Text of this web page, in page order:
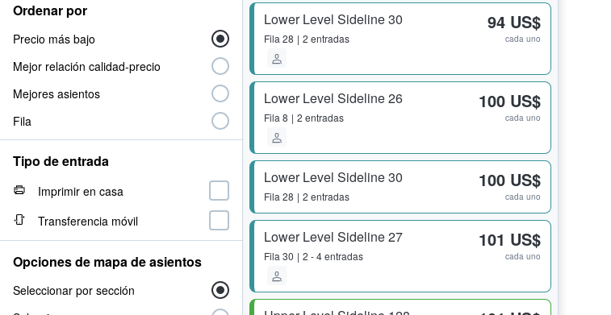
Lower Level Sideline 30
Fila 28 2 entradas
94 US$
cada uno
Lower Level Sideline 26
Fila 8 2 entradas
100 US$
cada uno
Lower Level Sideline 30
Fila 28 2 entradas
100 US$
cada uno
Lower Level Sideline 27
Fila 30 2 - 4 entradas
101 US$
cada uno
Ordenar por
Precio más bajo
Mejor relación calidad-precio
Mejores asientos
Fila
Tipo de entrada
Imprimir en casa
Transferencia móvil
Opciones de mapa de asientos
Seleccionar por sección